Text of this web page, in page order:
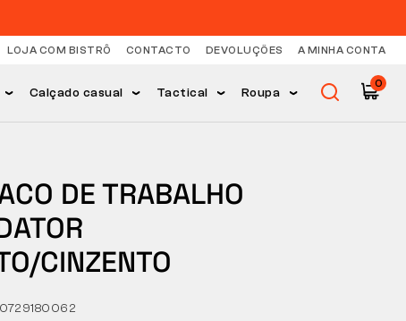
LOJA COM BISTRÔ CONTACTO DEVOLUÇÕES A MINHA CONTA
Calçado casual Tactical Roupa
0
DE TRABALHO
CINZENTO
0729180062